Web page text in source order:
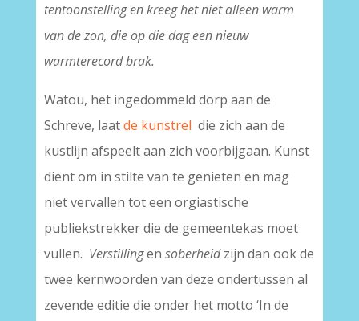
tentoonstelling en kreeg het niet alleen warm
van de zon, die op die dag een nieuw
warmterecord brak.
Watou, het ingedommeld dorp aan de
Schreve, laatde kunstrel die zich aan de
kustlijn afspeelt aan zich voorbijgaan. Kunst
dient om in stilte van te genieten en mag
niet vervallen tot een orgiastische
publiekstrekker die de gemeentekas moet
vullen. Verstillingen soberheidzijn dan ook de
twee kernwoorden van deze ondertussen al
zevende editie die onder het motto ‘In de